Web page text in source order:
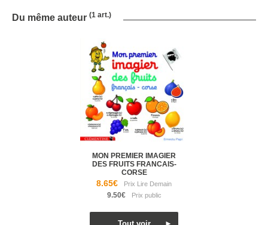
Du même auteur (1 art.)
MON PREMIER IMAGIER
DES FRUITS FRANCAIS-
CORSE
8.65€
9.50€